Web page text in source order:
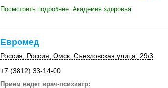
Посмотреть подробнее: Академия здоровья
Евромед
Россия Россия Омск, Съездовская улица
29/3
+7 (3812) 33-14-00
Прием ведет врач-психиатр: